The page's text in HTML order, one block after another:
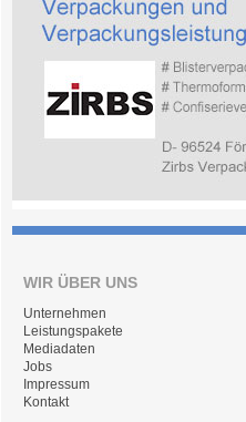
WIR ÜBER UNS
Unternehmen
Leistungspakete
Mediadaten
Jobs
Impressum
Kontakt